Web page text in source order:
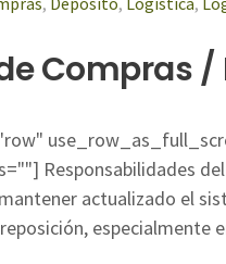
Compras
Responsabilidades
actualizado el
especialmente